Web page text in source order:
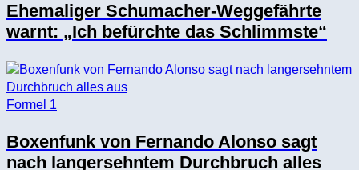
Ehemaliger Schumacher-Weggefährte
warnt: „Ich befürchte das Schlimmste“
Formel 1
Boxenfunk von Fernando Alonso sagt
nach langersehntem Durchbruch alles